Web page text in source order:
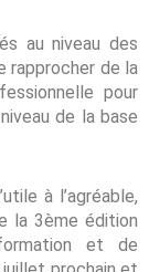
au niveau des
rapprocher de la
pour
de la base
à l’agréable,
la 3ème édition
et de